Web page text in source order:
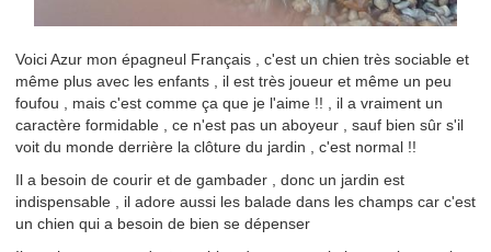
Voici Azur mon épagneul Français , c'est un chien très sociable et
même plus avec les enfants , il est très joueur et même un peu
foufou , mais c'est comme ça que je l'aime !! , il a vraiment un
caractère formidable , ce n'est pas un aboyeur , sauf bien sûr s'il
voit du monde derrière la clôture du jardin , c'est normal !!
Il a besoin de courir et de gambader , donc un jardin est
indispensable , il adore aussi les balade dans les champs car c'est
un chien qui a besoin de bien se dépenser